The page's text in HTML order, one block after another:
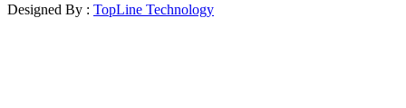
Designed By : TopLine Technology